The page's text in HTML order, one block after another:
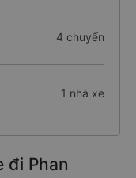
4 chuyến
1 nhà xe
đi Phan